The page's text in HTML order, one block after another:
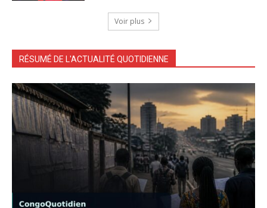
Voir plus
RÉSUMÉ DE L'ACTUALITÉ QUOTIDIENNE